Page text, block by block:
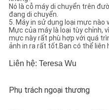
Nó là cỗ máy di chuyển trên
đang di chuyển.
5. Máy in sử dụng loại mực nào
Mực của máy là loại tùy chỉnh,
mực này rất phù hợp với quá
ảnh in ra rất tốt.Bạn có thể liên
Liên hệ: Teresa Wu
Phụ trách ngoại thương